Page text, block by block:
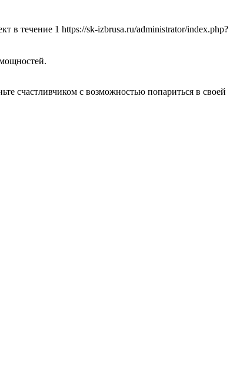
в течение 1 https://sk-izbrusa.ru/administrator/index.php?
счастливчиком с возможностью попариться в своей